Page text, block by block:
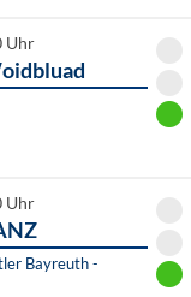
Uhr
Uhr
Bayreuth -